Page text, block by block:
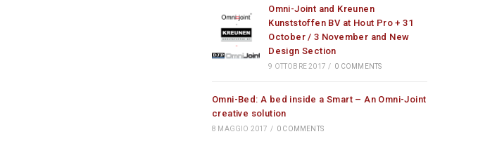
Omni-Joint and Kreunen
Kunststoffen BV at Hout Pro + 31
October / 3 November and New
Design Section
9 OTTOBRE 2017 / 0 COMMENTS
Omni-Bed: A bed inside a Smart – An Omni-Joint
creative solution
8 MAGGIO 2017 / 0 COMMENTS